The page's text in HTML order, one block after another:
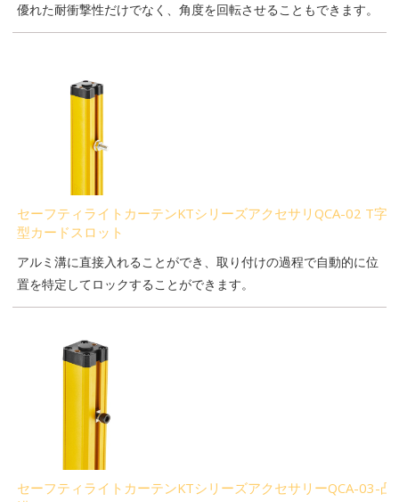
優れた耐衝撃性だけでなく、角度を回転させることもできます。
セーフティライトカーテンKTシリーズアクセサリQCA-02 T字
型カードスロット
アルミ溝に直接入れることができ、取り付けの過程で自動的に位
置を特定してロックすることができます。
セーフティライトカーテンKTシリーズアクセサリーQCA-03-凸